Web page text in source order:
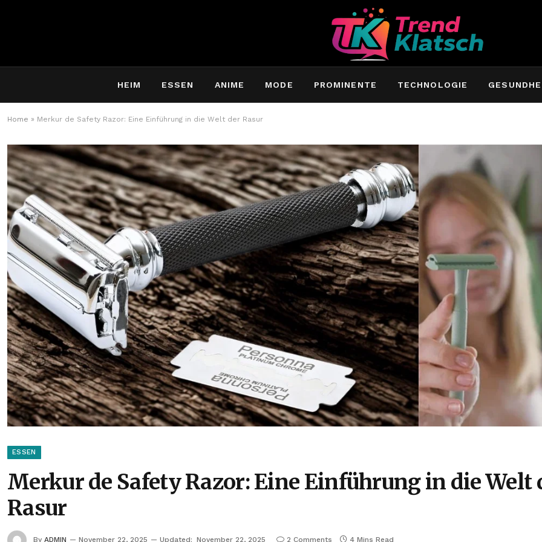
HEIM ESSEN ANIME MODE PROMINENTE TECHNOLOGIE
Home » Merkur de Safety Razor: Eine Einführung in die Welt der Rasur
ESSEN
Merkur de Safety Razor: Eine Einführung in die Welt
Rasur
By ADMIN November 22, 2025 Updated: November 22, 2025 2 Comments 4 Mins Read